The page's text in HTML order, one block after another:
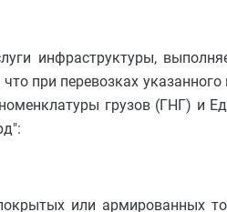
инфраструктуры,
при перевозках указанного
грузов (ГНГ) и
или армированных